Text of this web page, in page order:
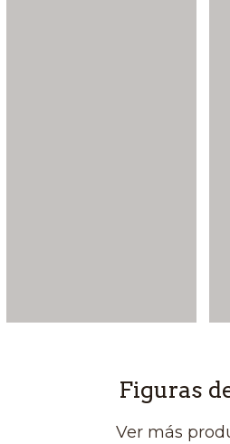
Figuras
Ver más